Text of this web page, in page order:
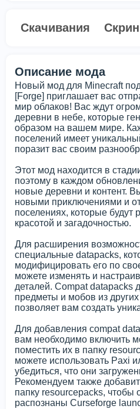
Скачивания
Описание мода
Новый мод для Minecraft
[Forge] приглашает вас
мир облаков! Вас ждут
деревни в небе, которые
образом на вашем мире.
поселений имеет
поразит вас своим
Этот мод находится в
поэтому в каждом
новые деревни и контент.
новыми приключениями и
поселениях, которые будут
красотой и загадочностью.
Для расширения
специальные datapacks,
модифицировать его по
можете изменять и
деталей. Compat datapacks
предметы и мобов из других
позволяет вам создать
Для добавления compat
вам необходимо включить
поместить их в папку
можете использовать Paxi
убедиться, что они
Рекомендуем также
папку resourcepacks, чтобы
распознаны Curseforge